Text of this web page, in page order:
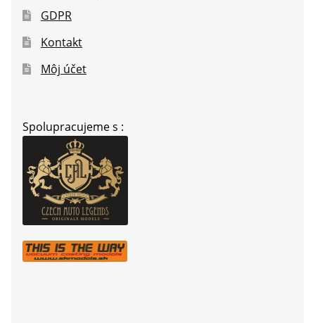
GDPR
Kontakt
Môj účet
Spolupracujeme s :